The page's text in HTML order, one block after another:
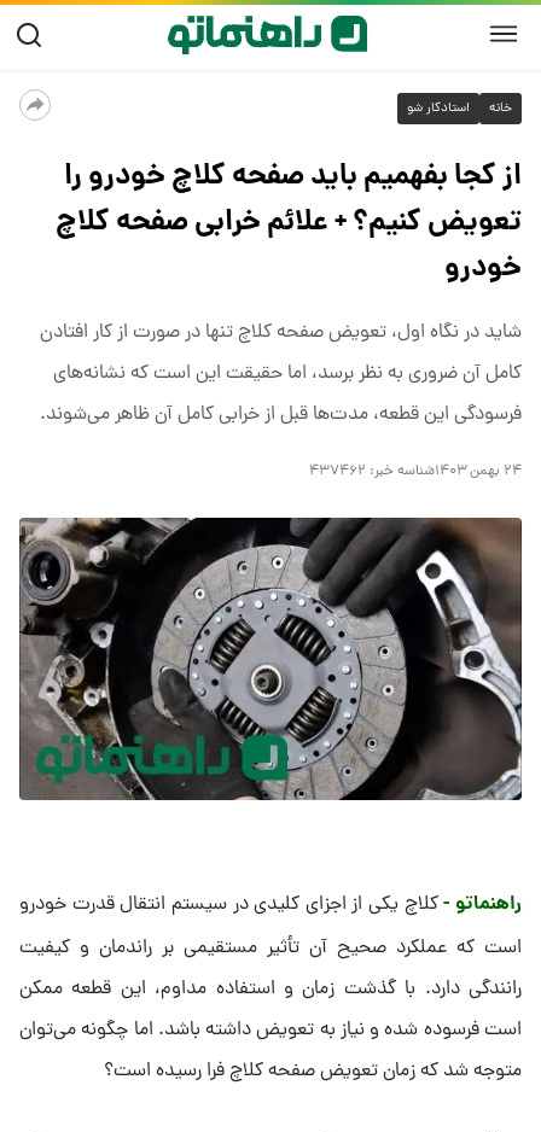
خانه استادکار شو
از کجا بفهمیم باید صفحه کلاچ خودرو را
تعویض کنیم؟ + علائم خرابی صفحه کلاچ
خودرو
شاید در نگاه اول، تعویض صفحه کلاچ تنها در صورت از کار افتادن
کامل آن ضروری به نظر برسد، اما حقیقت این است که نشانه‌های
فرسودگی این قطعه، مدت‌ها قبل از خرابی کامل آن ظاهر می‌شوند.
۲۴ بهمن ۱۴۰۳ شناسه خبر: ۴۳۷۴۶۲
راهنماتو -کلاچ یکی از اجزای کلیدی در سیستم انتقال قدرت خودرو
است که عملکرد صحیح آن تأثیر مستقیمی بر راندمان و کیفیت
رانندگی دارد. با گذشت زمان و استفاده مداوم، این قطعه ممکن
است فرسوده شده و نیاز به تعویض داشته باشد. اما چگونه می‌توان
متوجه شد که زمان تعویض صفحه کلاچ فرا رسیده است؟